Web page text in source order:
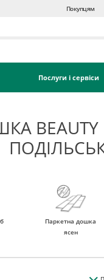
Покупцям
Послуги і сервіси
Паркетна дошка
ясен